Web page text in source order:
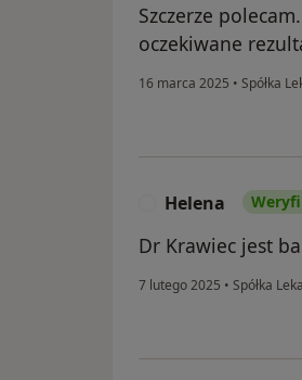
Szczerze
oczekiwane
16 marca 2025 • Spółka
Helena
Dr Krawiec jest
7 lutego 2025 • Spółka